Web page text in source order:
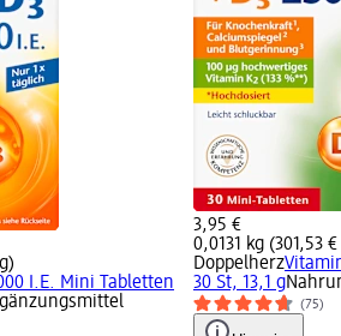
I.E. Mini Tabletten
3,95 €
0,0131 kg (301,53
Doppelherz
30 St, 13,1 g
(75)